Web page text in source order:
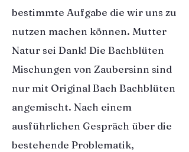
bestimmte Aufgabe die wir uns zu
nutzen machen können. Mutter
Natur sei Dank! Die Bachblüten
Mischungen von Zaubersinn sind
nur mit Original Bach Bachblüten
angemischt. Nach einem
ausführlichen Gespräch über die
bestehende Problematik,